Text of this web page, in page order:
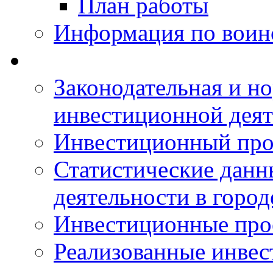
Информация по
Законодательная и
инвестиционной
Инвестиционный
Статистические
деятельности в
Инвестиционные
Реализованные